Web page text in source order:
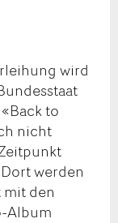
wird
to
nicht
werden
den
Album